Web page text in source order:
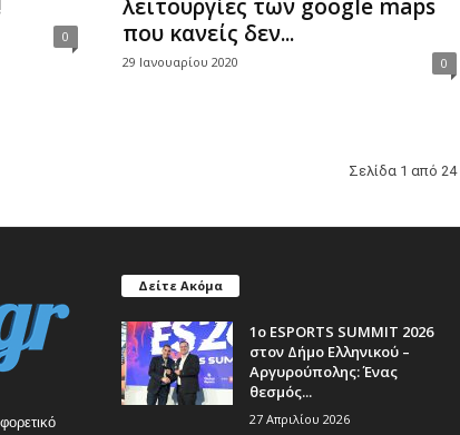
0
λειτουργίες των google maps
που κανείς δεν...
29 Ιανουαρίου 2020 0
Σελίδα 1 από 24
Δείτε Ακόμα
1ο ESPORTS SUMMIT 2026
στον Δήμο Ελληνικού –
Αργυρούπολης: Ένας
θεσμός...
27 Απριλίου 2026